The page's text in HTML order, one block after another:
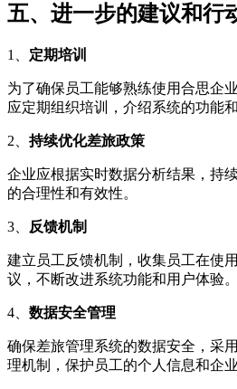
五、进一步的建议和行
1、 定期培训
为了确保员工能够熟练使用合思企
应定期组织培训，介绍系统的功能
2、 持续优化差旅政策
企业应根据实时数据分析结果，持
的合理性和有效性。
3、 反馈机制
建立员工反馈机制，收集员工在使
议，不断改进系统功能和用户体验。
4、 数据安全管理
确保差旅管理系统的数据安全，采
理机制，保护员工的个人信息和企